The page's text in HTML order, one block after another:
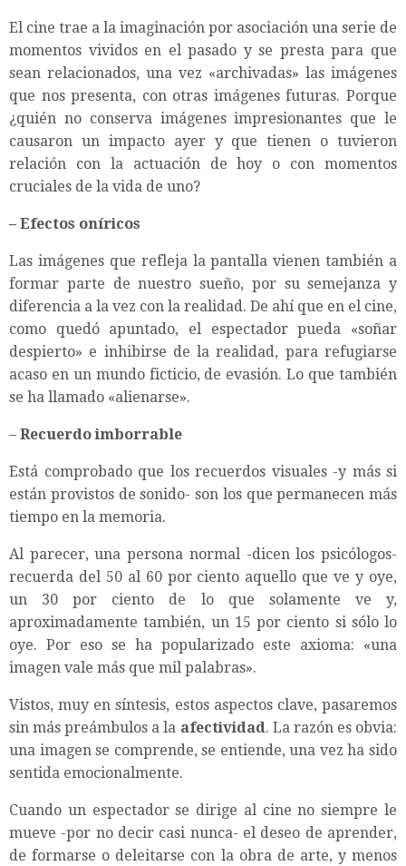
El cine trae a la imaginación por asociación una serie de
momentos vividos en el pasado y se presta para que
sean relacionados, una vez «archivadas» las imágenes
que nos presenta, con otras imágenes futuras. Porque
¿quién no conserva imágenes impresionantes que le
causaron un impacto ayer y que tienen o tuvieron
relación con la actuación de hoy o con momentos
cruciales de la vida de uno?
– Efectos oníricos
Las imágenes que refleja la pantalla vienen también a
formar parte de nuestro sueño, por su semejanza y
diferencia a la vez con la realidad. De ahí que en el cine,
como quedó apuntado, el espectador pueda «soñar
despierto» e inhibirse de la realidad, para refugiarse
acaso en un mundo ficticio, de evasión. Lo que también
se ha llamado «alienarse».
– Recuerdo imborrable
Está comprobado que los recuerdos visuales -y más si
están provistos de sonido- son los que permanecen más
tiempo en la memoria.
Al parecer, una persona normal -dicen los psicólogos-
recuerda del 50 al 60 por ciento aquello que ve y oye,
un 30 por ciento de lo que solamente ve y,
aproximadamente también, un 15 por ciento si sólo lo
oye. Por eso se ha popularizado este axioma: «una
imagen vale más que mil palabras».
Vistos, muy en síntesis, estos aspectos clave, pasaremos
sin más preámbulos a la afectividad. La razón es obvia:
una imagen se comprende, se entiende, una vez ha sido
sentida emocionalmente.
Cuando un espectador se dirige al cine no siempre le
mueve -por no decir casi nunca- el deseo de aprender,
de formarse o deleitarse con la obra de arte, y menos